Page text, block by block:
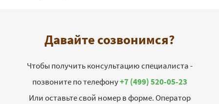
Давайте созвонимся?
Чтобы получить консультацию специалиста -
позвоните по телефону+7 (499) 520-05-23
Или оставьте свой номер в форме. Оператор